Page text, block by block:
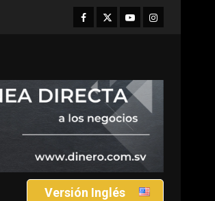
Facebook
TwitterYoutubeInstagram
Versión Inglés